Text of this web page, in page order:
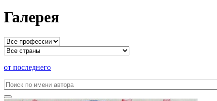
Галерея
от последнего